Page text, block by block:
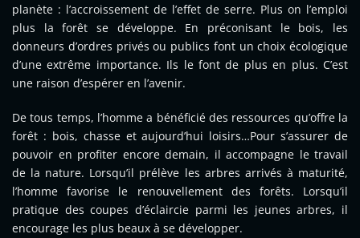
planète : l’accroissement de l’effet de serre. Plus on l’emploi
plus la forêt se développe. En préconisant le bois, les
donneurs d’ordres privés ou publics font un choix écologique
d’une extrême importance. Ils le font de plus en plus. C’est
une raison d’espérer en l’avenir.
De tous temps, l’homme a bénéficié des ressources qu’offre la
forêt : bois, chasse et aujourd’hui loisirs…Pour s’assurer de
pouvoir en profiter encore demain, il accompagne le travail
de la nature. Lorsqu’il prélève les arbres arrivés à maturité,
l’homme favorise le renouvellement des forêts. Lorsqu’il
pratique des coupes d’éclaircie parmi les jeunes arbres, il
encourage les plus beaux à se développer.